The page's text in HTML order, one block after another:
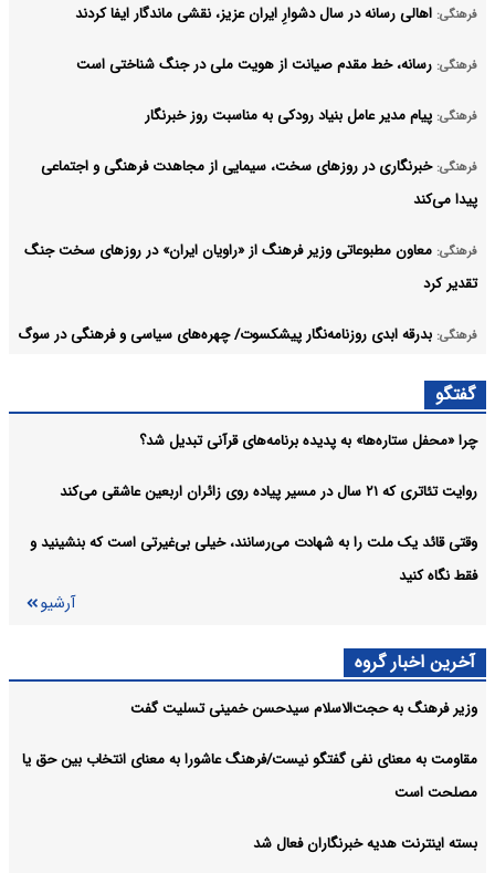
فرهنگی: اهالی رسانه در سال دشوارِ ایران عزیز، نقشی ماندگار ایفا کردند
فرهنگی: رسانه، خط مقدم صیانت از هویت ملی در جنگ شناختی است
فرهنگی: پیام مدیر عامل بنیاد رودکی به مناسبت روز خبرنگار
فرهنگی: خبرنگاری در روزهای سخت، سیمایی از مجاهدت فرهنگی و اجتماعی
پیدا می‌کند
فرهنگی: معاون مطبوعاتی وزیر فرهنگ از «راویان ایران» در روزهای سخت جنگ
تقدیر کرد
فرهنگی: بدرقه ابدی روزنامه‌نگار پیشکسوت/ چهره‌های سیاسی و فرهنگی در سوگ
فرهنگی: آثار و منش حرفه‌ای ابوالقاسم قاسم‌زاده، سرمایه‌ای ماندگار برای اصحاب
رسانه خواهد بود
آرشیو
گفتگو
چرا «محفل ستاره‌ها» به پدیده برنامه‌های قرآنی تبدیل شد؟
روایت تئاتری که ۲۱ سال در مسیر پیاده روی زائران اربعین عاشقی می‌کند
وقتی قائد یک ملت را به شهادت می‌رسانند، خیلی بی‌غیرتی است که بنشینید و
فقط نگاه کنید
آرشیو
آخرین اخبار گروه
وزیر فرهنگ به حجت‌الاسلام سیدحسن خمینی تسلیت گفت
مقاومت به معنای نفی گفتگو نیست/فرهنگ عاشورا به معنای انتخاب بین حق یا
مصلحت است
بسته اینترنت هدیه خبرنگاران فعال شد